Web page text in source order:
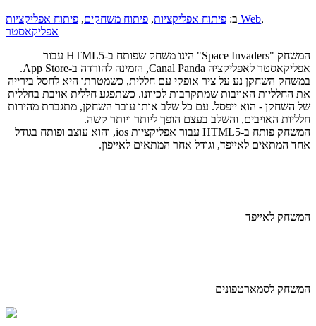
ב: פיתוח אפליקציות, פיתוח משחקים, פיתוח אפליקציות Web,
אפליקאסטר
המשחק "Space Invaders" הינו משחק שפותח ב-HTML5 עבור
אפליקאסטר לאפליקציה Canal Panda, הזמינה להורדה ב-App Store.
במשחק השחקן נע על ציר אופקי עם חללית, כשמטרתו היא לחסל בירייה
את החלליות האויבות שמתקרבות לכיוונו. כשתפגע חללית אויבת בחללית
של השחקן - הוא ייפסל. עם כל שלב אותו עובר השחקן, מתגברת מהירות
חלליות האויבים, והשלב בעצם הופך ליותר ויותר קשה.
המשחק פותח ב-HTML5 עבור אפליקציות ios, והוא עוצב ופותח בגודל
אחד המתאים לאייפד, וגודל אחר המתאים לאייפון.
המשחק לאייפד
המשחק לסמארטפונים